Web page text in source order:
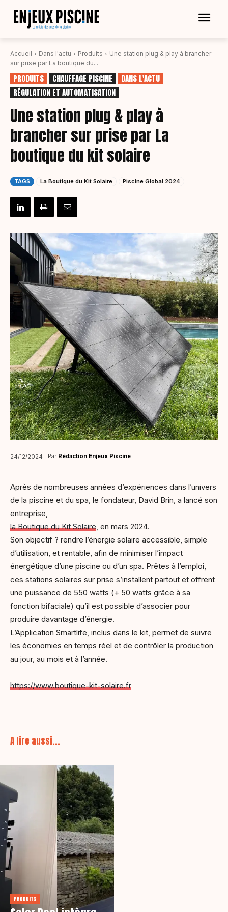
Accueil Dans l'actu Produits
Une station plug & play à brancher
sur prise par La boutique du...
PRODUITS CHAUFFAGE PISCINE
DANS L'ACTU
RÉGULATION ET AUTOMATISATION
Une station plug & play à
brancher sur prise par La
boutique du kit solaire
TAGS La Boutique du Kit Solaire Piscine Global 2024
24/12/2024 Par Rédaction Enjeux Piscine
Après de nombreuses années d’expériences dans l’univers
de la piscine et du spa, le fondateur, David Brin, a lancé son
entreprise,
la Boutique du Kit Solaire, en mars 2024.
Son objectif ? rendre l’énergie solaire accessible, simple
d’utilisation, et rentable, afin de minimiser l’impact
énergétique d’une piscine ou d’un spa. Prêtes à l’emploi,
ces stations solaires sur prise s’installent partout et offrent
une puissance de 550 watts (+ 50 watts grâce à sa
fonction bifaciale) qu’il est possible d’associer pour
produire davantage d’énergie.
L’Application Smartlife, inclus dans le kit, permet de suivre
les économies en temps réel et de contrôler la production
au jour, au mois et à l’année.
https://www.boutique-kit-solaire.fr
A lire aussi...
PRODUITS